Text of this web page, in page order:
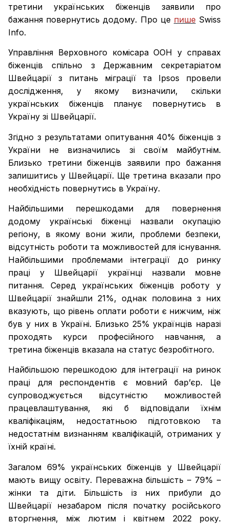
третини українських біженців заявили про
бажання повернутись додому. Про це пише Swiss
Info.
Управління Верховного комісара ООН у справах
біженців спільно з Державним секретаріатом
Швейцарії з питань міграції та Ipsos провели
дослідження, у якому визначили, скільки
українських біженців планує повернутись в
Україну зі Швейцарії.
Згідно з результатами опитування 40% біженців з
України не визначились зі своїм майбутнім.
Близько третини біженців заявили про бажання
залишитись у Швейцарії. Ще третина вказали про
необхідність повернутись в Україну.
Найбільшими перешкодами для повернення
додому українські біженці назвали окупацію
регіону, в якому вони жили, проблеми безпеки,
відсутність роботи та можливостей для існування.
Найбільшими проблемами інтеграції до ринку
праці у Швейцарії українці назвали мовне
питання. Серед українських біженців роботу у
Швейцарії знайшли 21%, однак половина з них
вказують, що рівень оплати роботи є нижчим, ніж
був у них в Україні. Близько 25% українців наразі
проходять курси професійного навчання, а
третина біженців вказала на статус безробітного.
Найбільшою перешкодою для інтеграції на ринок
праці для респондентів є мовний бар’єр. Це
супроводжується відсутністю можливостей
працевлаштування, які б відповідали їхнім
кваліфікаціям, недостатньою підготовкою та
недостатнім визнанням кваліфікацій, отриманих у
їхній країні.
Загалом 69% українських біженців у Швейцарії
мають вищу освіту. Переважна більшість – 79% –
жінки та діти. Більшість із них прибули до
Швейцарії незабаром після початку російського
вторгнення, між лютим і квітнем 2022 року.